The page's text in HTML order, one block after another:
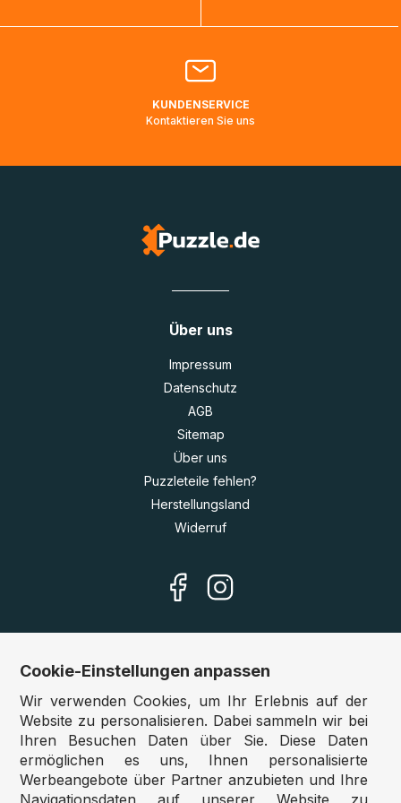
Bitte kontaktieren Sie denKundenservicefalls Ihr Paket
Lieferadressen in Deutschland oder Europa mehrere Tage
KUNDENSERVICE
Kontaktieren Sie uns
Über uns
Impressum
Datenschutz
AGB
Sitemap
Über uns
Puzzleteile fehlen?
Herstellungsland
Widerruf
Unsere Shops
Deutschland:www.puzzle.de
Österreich:
www.puzzle.at
Belgien:www.puzzle.be
Großbritannien:www.jigsawpuzzle.co.uk
Cookie-Einstellungen anpassen
Wir verwenden Cookies, um Ihr Erlebnis auf der
Website zu personalisieren. Dabei sammeln wir bei
Ihren Besuchen Daten über Sie. Diese Daten
ermöglichen es uns, Ihnen personalisierte
Werbeangebote über Partner anzubieten und Ihre
Navigationsdaten auf unserer Website zu